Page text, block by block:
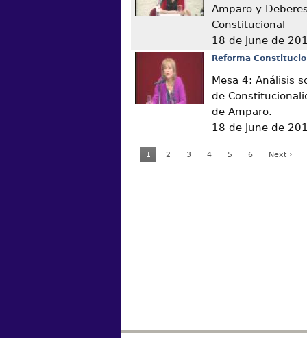
Amparo y
Constitucional
18 de june de
Reforma
Mesa 4: Análisis
de
de Amparo.
18 de june de
1 2 3 4 5 6 Next ›